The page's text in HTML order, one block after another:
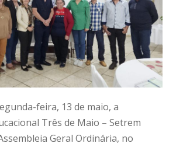
feira, 13 de maio, a
Três de Maio – Setrem
Geral Ordinária, no